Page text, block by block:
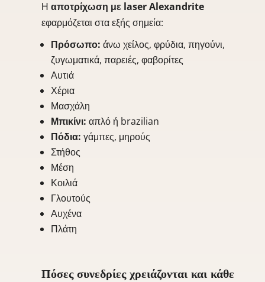
Η αποτρίχωση με laser Alexandrite
εφαρμόζεται στα εξής σημεία:
Πρόσωπο: άνω χείλος, φρύδια, πηγούνι,
ζυγωματικά, παρειές, φαβορίτες
Αυτιά
Χέρια
Μασχάλη
Μπικίνι: απλό ή brazilian
Πόδια: γάμπες, μηρούς
Στήθος
Μέση
Κοιλιά
Γλουτούς
Αυχένα
Πλάτη
Πόσες συνεδρίες χρειάζονται και κάθε